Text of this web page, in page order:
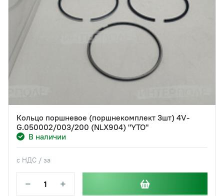
Кольцо поршневое (поршнекомплект 3шт) 4V-
G.050002/003/200 (NLX904) "YTO"
В наличии
с НДС / за
− +